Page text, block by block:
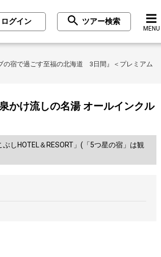
ログイン ツアー検索
MENU
の宿で過ごす至福の北海道 3日間』＜プレミアム
かけ流しの名湯 オールインクル
HOTEL＆RESORT」(「5つ星の宿」は観